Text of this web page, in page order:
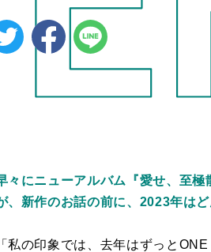
にニューアルバム『愛せ、至極
、新作のお話の前に、2023年は
私の印象では、去年はずっと